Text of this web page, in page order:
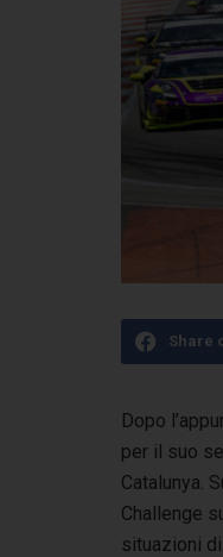
Share
Dopo
per il suo
Catalunya.
Challenge
situazioni